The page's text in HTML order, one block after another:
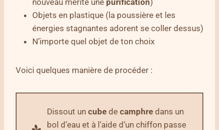
Objets en plastique (la poussière et les
énergies stagnantes adorent se coller dessus)
N’importe quel objet de ton choix
Voici quelques manière de procéder :
Dissout un cube de camphre dans un
bol d’eau et à l’aide d’un chiffon passe